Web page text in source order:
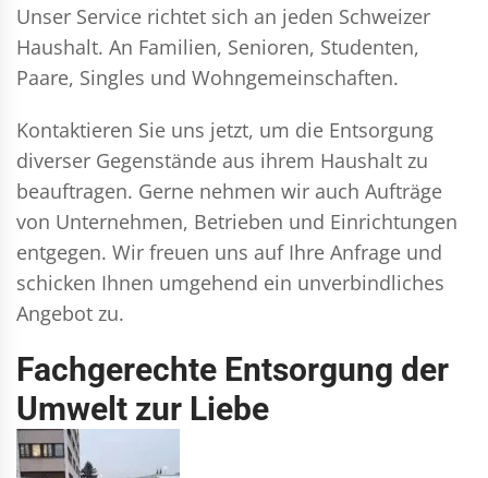
Unser Service richtet sich an jeden Schweizer
Haushalt. An Familien, Senioren, Studenten,
Paare, Singles und Wohngemeinschaften.
Kontaktieren Sie uns jetzt, um die Entsorgung
diverser Gegenstände aus ihrem Haushalt zu
beauftragen. Gerne nehmen wir auch Aufträge
von Unternehmen, Betrieben und Einrichtungen
entgegen. Wir freuen uns auf Ihre Anfrage und
schicken Ihnen umgehend ein unverbindliches
Angebot zu.
Fachgerechte Entsorgung der
Umwelt zur Liebe